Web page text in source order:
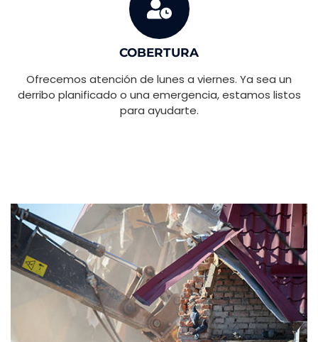
COBERTURA
Ofrecemos atención de lunes a viernes. Ya sea un
derribo planificado o una emergencia, estamos listos
para ayudarte.